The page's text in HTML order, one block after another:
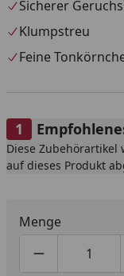
Sicherer
Klumpstreu
Feine
Diese Zubehörartikel
auf dieses Produkt
Menge